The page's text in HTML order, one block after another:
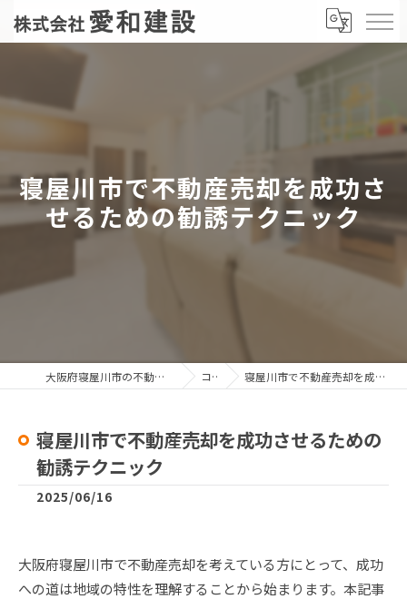
寝屋川市で不動産売却を成功さ
せるための勧誘テクニック
大阪府寝屋川市の不動産売却なら株式会社愛和建設 コラム 寝屋川市で不動産売却を成功させるための勧誘テクニック
寝屋川市で不動産売却を成功させるための
勧誘テクニック
2025/06/16
大阪府寝屋川市で不動産売却を考えている方にとって、成功
への道は地域の特性を理解することから始まります。本記事